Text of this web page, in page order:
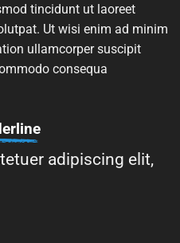
tincidunt ut laoreet
Ut wisi enim ad minim
ullamcorper suscipit
consequa
adipiscing elit,